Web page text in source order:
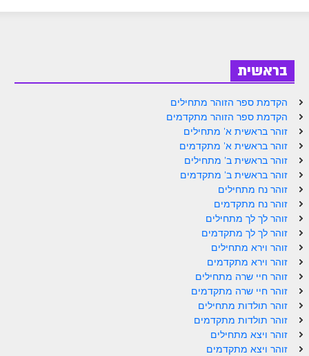
ספר הזוהר נח מתחילים
ספר הזוהר נח מתקדמים
ספר הזוהר לך לך מתחילים
ספר הזוהר לך לך מתקדמים
ספר הזוהר וירא מתחילים
ספר הזוהר וירא מתקדמים
ספר הזוהר חיי שרה מתחילים
ספר הזוהר חיי שרה מתקדמים
ספר הזוהר תולדות מתחילים
ספר הזוהר ויצא מתחילים
בראשית
הקדמת ספר הזוהר מתחילים
הקדמת ספר הזוהר מתקדמים
זוהר בראשית א' מתחילים
זוהר בראשית א' מתקדמים
זוהר בראשית ב' מתחילים
זוהר בראשית ב' מתקדמים
זוהר נח מתחילים
זוהר נח מתקדמים
זוהר לך לך מתחילים
זוהר לך לך מתקדמים
זוהר וירא מתחילים
זוהר וירא מתקדמים
זוהר חיי שרה מתחילים
זוהר חיי שרה מתקדמים
זוהר תולדות מתחילים
זוהר תולדות מתקדמים
זוהר ויצא מתחילים
זוהר ויצא מתקדמים